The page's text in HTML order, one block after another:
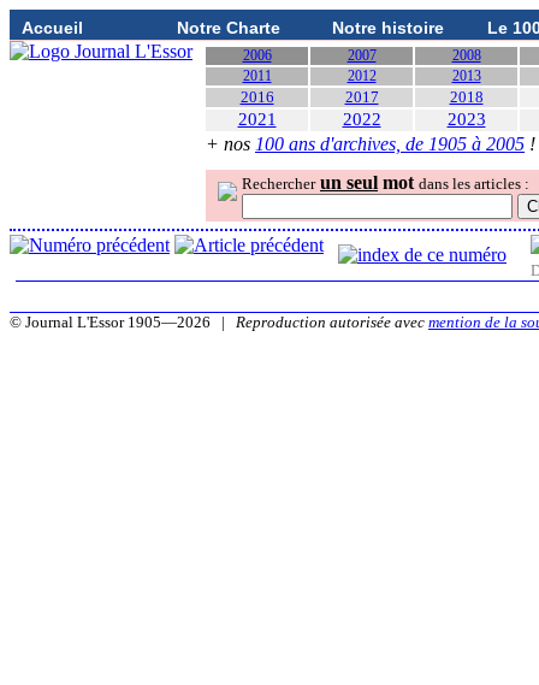
Accueil Notre Charte Notre histoire Le
2006 2007
2008
2011
2012 2013
2016 2017 2018
2021 2022 2023
+ nos 100 ans d'archives, de 1905 à 2005 !
Rechercher un seul mot dans les articles :
© Journal L'Essor 1905—2026 | Reproduction autorisée avec mention de la